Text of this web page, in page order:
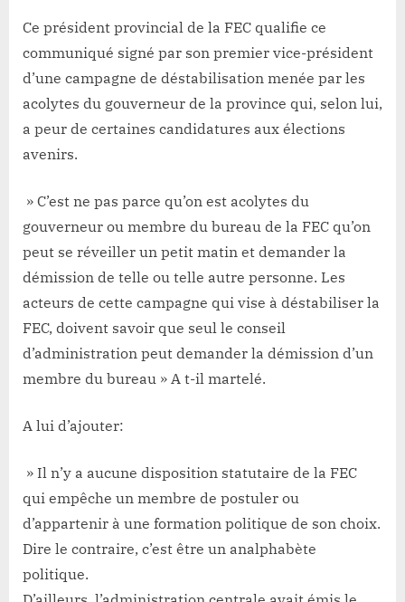
Ce président provincial de la FEC qualifie ce
communiqué signé par son premier vice-président
d’une campagne de déstabilisation menée par les
acolytes du gouverneur de la province qui, selon lui,
a peur de certaines candidatures aux élections
avenirs.
» C’est ne pas parce qu’on est acolytes du
gouverneur ou membre du bureau de la FEC qu’on
peut se réveiller un petit matin et demander la
démission de telle ou telle autre personne. Les
acteurs de cette campagne qui vise à déstabiliser la
FEC, doivent savoir que seul le conseil
d’administration peut demander la démission d’un
membre du bureau » A t-il martelé.
A lui d’ajouter:
» Il n’y a aucune disposition statutaire de la FEC
qui empêche un membre de postuler ou
d’appartenir à une formation politique de son choix.
Dire le contraire, c’est être un analphabète
politique.